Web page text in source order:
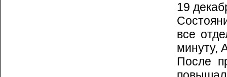
19
все
минуту,
После